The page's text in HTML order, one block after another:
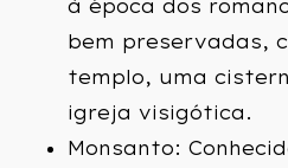
à época dos
bem preservadas,
templo, uma
igreja visigótica.
Monsanto: